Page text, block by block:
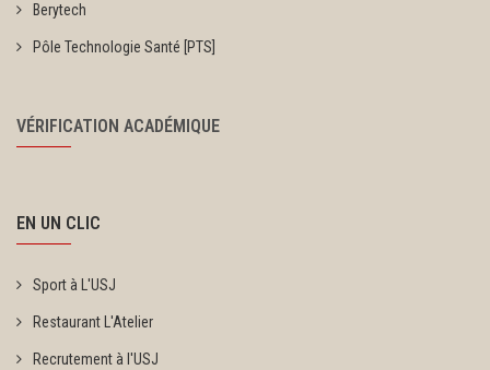
Berytech
Pôle Technologie Santé [PTS]
VÉRIFICATION ACADÉMIQUE
EN UN CLIC
Sport à L'USJ
Restaurant L'Atelier
Recrutement à l'USJ